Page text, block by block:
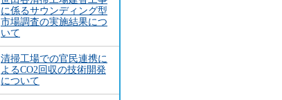
に係るサウンディング型
市場調査の実施結果につ
いて
清掃工場での官民連携に
よるCO2回収の技術開発
について